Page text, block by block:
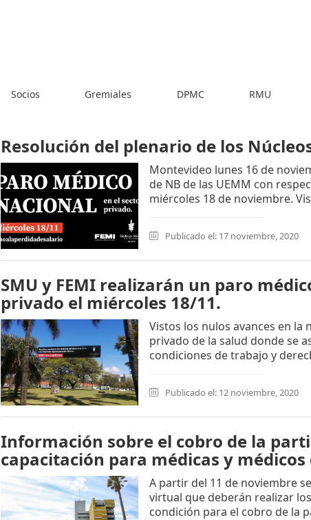
Socios Gremiales DPMC RMU
Resolución del plenario de los
Montevideo lunes 16 de
de NB de las UEMM con
miércoles 18 de noviembre.
Publicado el: 17 noviembre, 2020
SMU y FEMI realizarán un paro
privado el miércoles 18/11.
Vistos los nulos avances en la
privado de la salud donde se
condiciones de trabajo y
Publicado el: 12 noviembre, 2020
Información sobre el cobro de la
capacitación para médicas y médicos
A partir del 11 de noviembre
virtual que deberán realizar
condición para el cobro de la